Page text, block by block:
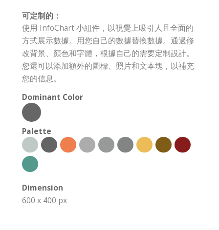
可定制的：
使用 InfoChart 小組件，以視覺上吸引人且全面的
方式展示數據。用您自己的數據替換數據。通過修
改背景、顏色和字體，根據自己的需要定制設計。
您還可以添加額外的圖標、照片和文本塊，以補充
您的信息。
Dominant Color
Palette
Dimension
600 x 400 px